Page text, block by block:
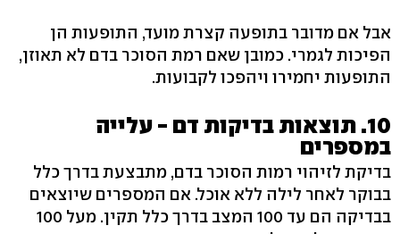
אבל אם מדובר בתופעה קצרת מועד, התופעות הן
הפיכות לגמרי. כמובן שאם רמת הסוכר בדם לא תאוזן,
התופעות יחמירו ויהפכו לקבועות.
10. תוצאות בדיקות דם - עלייה
במספרים
בדיקת לזיהוי רמות הסוכר בדם, מתבצעת בדרך כלל
בבוקר לאחר לילה ללא אוכל. אם המספרים שיוצאים
בבדיקה הם עד 100 המצב בדרך כלל תקין. מעל 100